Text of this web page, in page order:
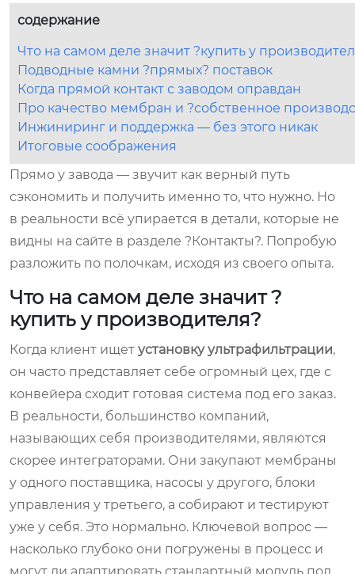
содержание
Что на самом деле значит ?купить у
Подводные камни ?прямых? поставок
Когда прямой контакт с заводом оправдан
Про качество мембран и ?собственное
Инжиниринг и поддержка — без этого никак
Итоговые соображения
Прямо у завода — звучит как верный путь
сэкономить и получить именно то, что нужно. Но
в реальности всё упирается в детали, которые не
видны на сайте в разделе ?Контакты?. Попробую
разложить по полочкам, исходя из своего опыта.
Что на самом деле значит ?
купить у производителя?
Когда клиент ищет установку ультрафильтрации,
он часто представляет себе огромный цех, где с
конвейера сходит готовая система под его заказ.
В реальности, большинство компаний,
называющих себя производителями, являются
скорее интеграторами. Они закупают мембраны
у одного поставщика, насосы у другого, блоки
управления у третьего, а собирают и тестируют
уже у себя. Это нормально. Ключевой вопрос —
насколько глубоко они погружены в процесс и
могут ли адаптировать стандартный модуль под